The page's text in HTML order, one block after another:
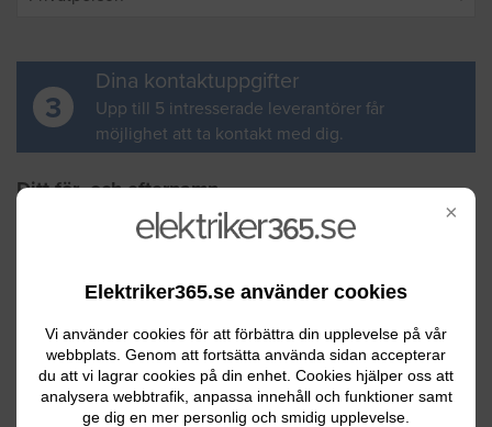
×
Elektriker365.se använder cookies
Vi använder cookies för att förbättra din upplevelse på vår
webbplats. Genom att fortsätta använda sidan accepterar
du att vi lagrar cookies på din enhet. Cookies hjälper oss att
analysera webbtrafik, anpassa innehåll och funktioner samt
ge dig en mer personlig och smidig upplevelse.
3
Dina kontaktuppgifter
Upp till 5 intresserade leverantörer får
möjlighet att ta kontakt med dig.
Ditt för- och efternamn
Din e-postadress
Ditt telefonnummer